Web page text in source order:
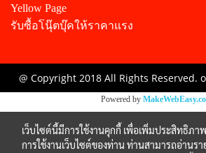
Yellow Page
รับซื้อโนุ๊ตบุ๊คให้ราคาแรง
@ Copyright 2018 All Rights Reserved.
Powered by
เว็บไซต์นี้มีการใช้งานคุกกี้ เพื่อเพิ่มประสิทธิภ
การใช้งานเว็บไซต์ของท่าน ท่านสามารถอ่านร